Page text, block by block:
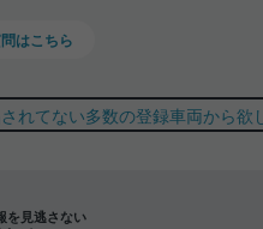
はこちら
を見逃さない